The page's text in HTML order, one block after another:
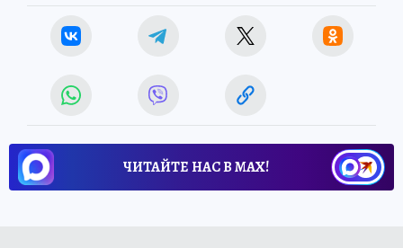
ЧИТАЙТЕ НАС В МАХ!